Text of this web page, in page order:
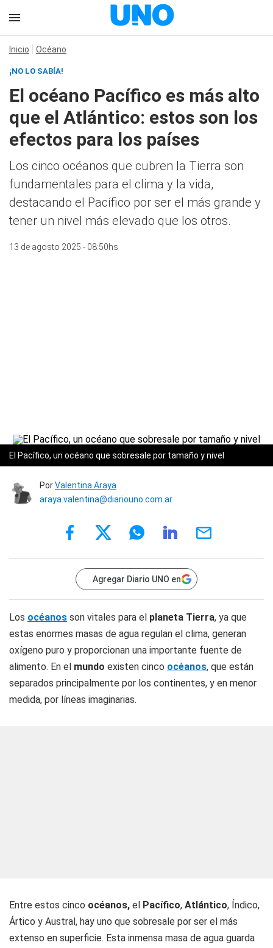
Inicio Océano
¡NO LO SABÍA!
El océano Pacífico es más alto
que el Atlántico: estos son los
efectos para los países
Los cinco océanos que cubren la Tierra son
fundamentales para el clima y la vida,
destacando el Pacífico por ser el más grande y
tener un nivel más elevado que los otros.
13 de agosto 2025 - 08:50hs
El Pacífico, un océano que sobresale por tamaño y nivel
PorValentina Araya
araya.valentina@diariouno.com.ar
Agregar Diario UNO en
Los océanos son vitales para el planeta Tierra, ya que
estas enormes masas de agua regulan el clima, generan
oxígeno puro y proporcionan una importante fuente de
alimento. En el mundo existen cinco océanos, que están
separados principalmente por los continentes, y en menor
medida, por líneas imaginarias.
Entre estos cinco océanos, el Pacífico, Atlántico, Índico,
Ártico y Austral, hay uno que sobresale por ser el más
extenso en superficie. Esta inmensa masa de agua guarda